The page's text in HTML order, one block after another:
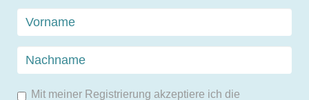
Mit meiner Registrierung akzeptiere ich die